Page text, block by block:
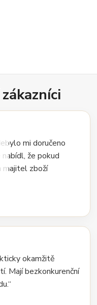
mi doručeno
že pokud
majitel zboží
okamžitě
Mají bezkonkurenční